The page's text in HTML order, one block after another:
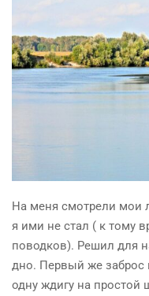
На меня смотрели мои
я ими не стал ( к тому
поводков). Решил для
дно. Первый же
одну ждигу на простой